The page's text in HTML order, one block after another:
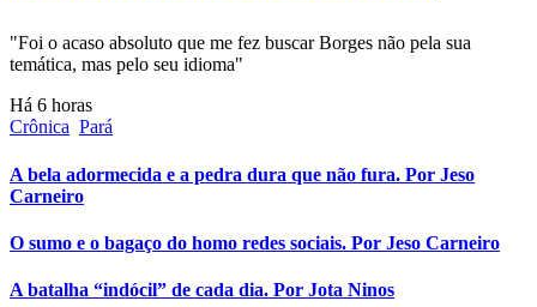
"Foi o acaso absoluto que me fez buscar Borges não pela sua
temática, mas pelo seu idioma"
Há 6 horas
Crônica Pará
A bela adormecida e a pedra dura que não fura. Por Jeso
Carneiro
O sumo e o bagaço do homo redes sociais. Por Jeso Carneiro
A batalha “indócil” de cada dia. Por Jota Ninos